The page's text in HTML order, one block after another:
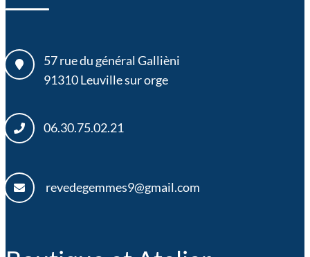
57 rue du général Gallièni
91310Leuville sur orge
06.30.75.02.21
revedegemmes9@gmail.com